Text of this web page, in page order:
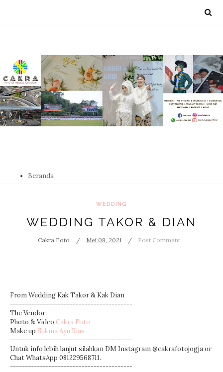
Beranda
WEDDING
WEDDING TAKOR & DIAN
Cakra Foto Mei 08, 2021 Post Comment
From Wedding Kak Takor & Kak Dian
-----------------------------------------
The Vendor:
Photo & Video Cakra Foto
Make up Sukma Ayu Rias
-----------------------------------------
Untuk info lebih lanjut silahkan DM Instagram @cakrafotojogja or
Chat WhatsApp 081229568711.
-----------------------------------------